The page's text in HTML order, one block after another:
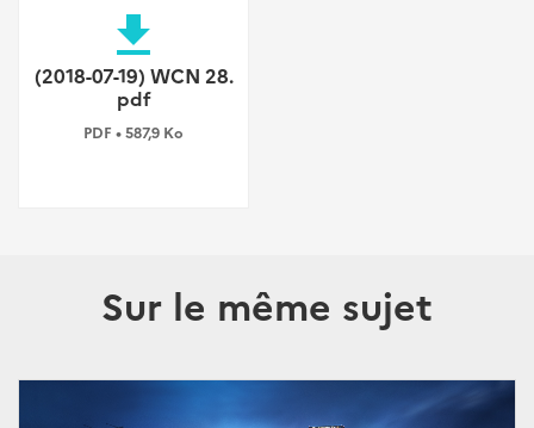
file_download
(2018-07-19) WCN 28.
pdf
PDF • 587,9 Ko
Sur le même sujet